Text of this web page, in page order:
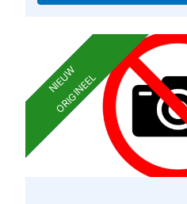
NIEUW
ORIGINEEL